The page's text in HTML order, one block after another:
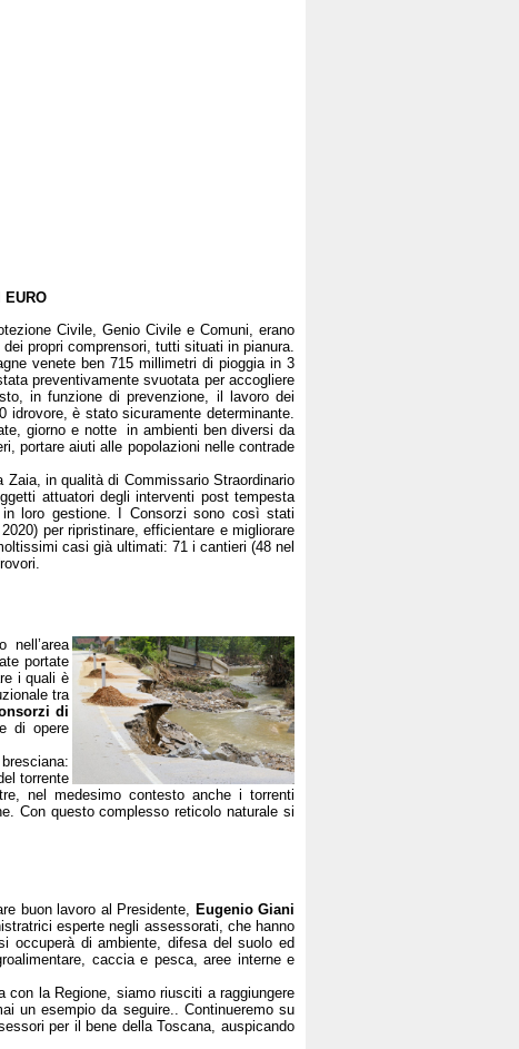
EURO
Civile, Genio Civile e Comuni, erano
propri comprensori, tutti situati in pianura.
venete ben 715 millimetri di pioggia in 3
preventivamente svuotata per accogliere
in funzione di prevenzione, il lavoro dei
è stato sicuramente determinante.
giorno e notte in ambienti ben diversi da
portare aiuti alle popolazioni nelle contrade
in qualità di Commissario Straordinario
attuatori degli interventi post tempesta
loro gestione. I Consorzi sono così stati
per ripristinare, efficientare e migliorare
casi già ultimati: 71 i cantieri (48 nel
nell’area
portate
i quali è
tra
di
di opere
torrente
nel medesimo contesto anche i torrenti
Con questo complesso reticolo naturale si
buon lavoro al Presidente, Eugenio Giani
esperte negli assessorati, che hanno
occuperà di ambiente, difesa del suolo ed
caccia e pesca, aree interne e
con la Regione, siamo riusciti a raggiungere
un esempio da seguire.. Continueremo su
per il bene della Toscana, auspicando